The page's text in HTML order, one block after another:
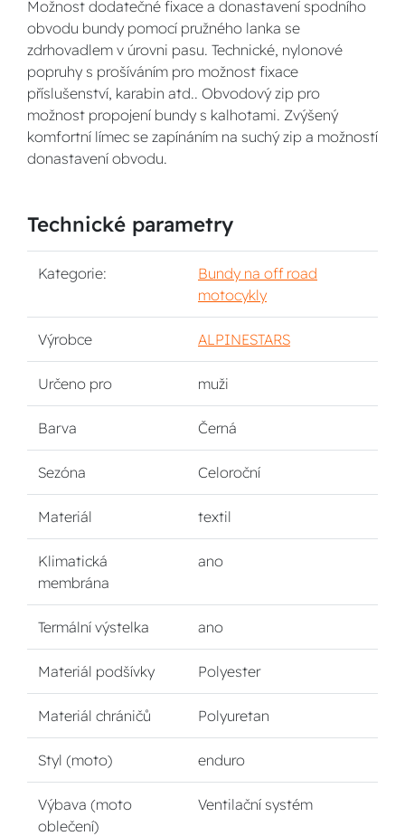
Možnost dodatečné fixace a donastavení spodního
obvodu bundy pomocí pružného lanka se
zdrhovadlem v úrovni pasu. Technické, nylonové
popruhy s prošíváním pro možnost fixace
příslušenství, karabin atd.. Obvodový zip pro
možnost propojení bundy s kalhotami. Zvýšený
komfortní límec se zapínáním na suchý zip a možností
donastavení obvodu.
Technické parametry
Kategorie:
Bundy na off road
motocykly
Výrobce ALPINESTARS
Určeno pro muži
Barva Černá
Sezóna Celoroční
Materiál textil
Klimatická
membrána
ano
Termální výstelka ano
Materiál podšívky Polyester
Materiál chráničů Polyuretan
Styl (moto) enduro
Výbava (moto
oblečení)
Ventilační systém